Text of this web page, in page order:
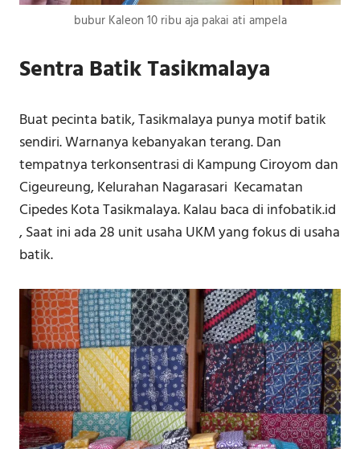
bubur Kaleon 10 ribu aja pakai ati ampela
Sentra Batik Tasikmalaya
Buat pecinta batik, Tasikmalaya punya motif batik
sendiri. Warnanya kebanyakan terang. Dan
tempatnya terkonsentrasi di Kampung Ciroyom dan
Cigeureung, Kelurahan Nagarasari Kecamatan
Cipedes Kota Tasikmalaya. Kalau baca di infobatik.id
, Saat ini ada 28 unit usaha UKM yang fokus di usaha
batik.